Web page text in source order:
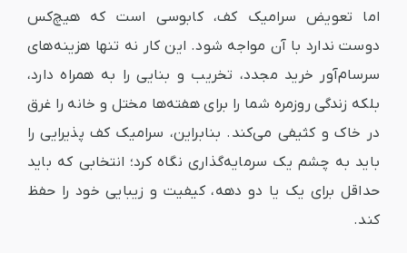
اما تعویض سرامیک کف، کابوسی است که هیچ‌کس
دوست ندارد با آن مواجه شود. این کار نه تنها هزینه‌های
سرسام‌آور خرید مجدد، تخریب و بنایی را به همراه دارد،
بلکه زندگی روزمره شما را برای هفته‌ها مختل و خانه را غرق
در خاک و کثیفی می‌کند. بنابراین، سرامیک کف پذیرایی را
باید به چشم یک سرمایه‌گذاری نگاه کرد؛ انتخابی که باید
حداقل برای یک یا دو دهه، کیفیت و زیبایی خود را حفظ
کند.